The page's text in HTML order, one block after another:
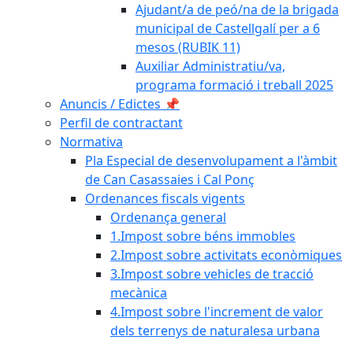
Ajudant/a de peó/na de la brigada
municipal de Castellgalí per a 6
mesos (RUBIK 11)
Auxiliar Administratiu/va,
programa formació i treball 2025
Anuncis / Edictes 📌
Perfil de contractant
Normativa
Pla Especial de desenvolupament a l'àmbit
de Can Casassaies i Cal Ponç
Ordenances fiscals vigents
Ordenança general
1.Impost sobre béns immobles
2.Impost sobre activitats econòmiques
3.Impost sobre vehicles de tracció
mecànica
4.Impost sobre l'increment de valor
dels terrenys de naturalesa urbana